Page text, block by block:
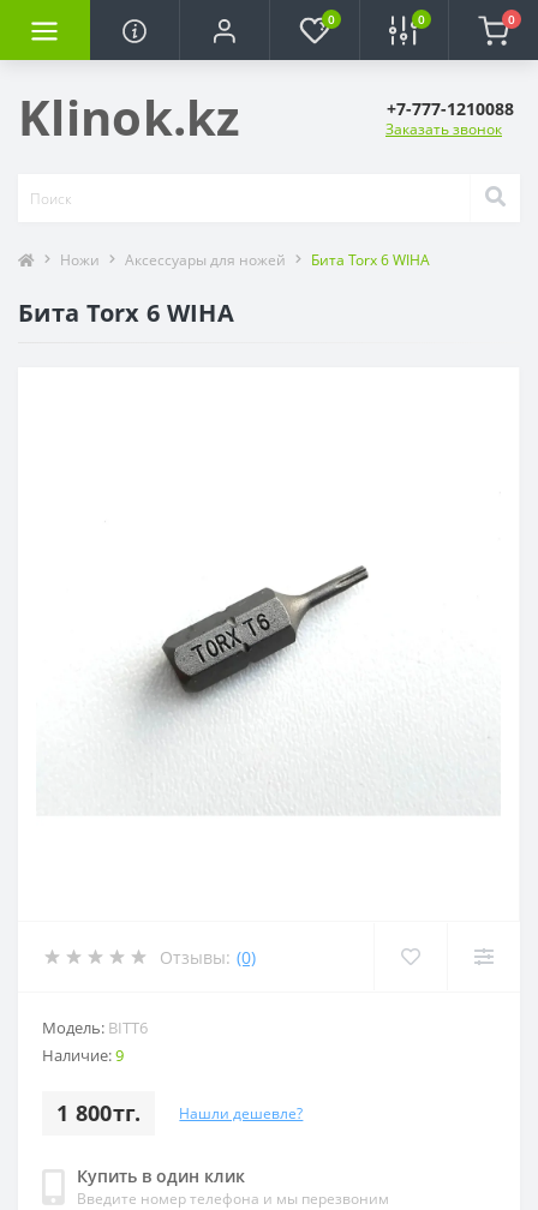
0 0 0
Klinok.kz +7-777-1210088
Заказать звонок
Ножи Аксессуары для ножей Бита Torx 6 WIHA
Бита Torx 6 WIHA
Отзывы: (0)
Модель: BITT6
Наличие:9
1 800тг. Нашли дешевле?
Купить в один клик
Введите номер телефона и мы перезвоним